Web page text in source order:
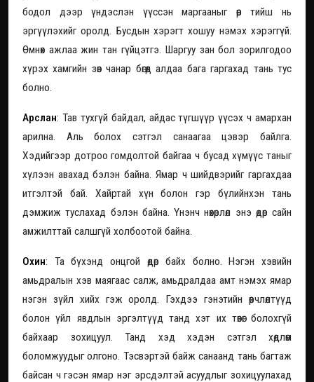
бодол дээр үндэслэн үүссэн маргааныг өөр тийш нь
эргүүлэхийг оролд. Бусдын хэрэгт хошуу нэмэх хэрэггүй.
Өмнөх ажлаа жин тан гүйцэтгэ. Шаргуу зан бол зорилгодоо
хүрэх хамгийн зөв чанар бөгөөд алдаа бага гаргахад тань тус
болно.
Арслан: Тав тухгүй байдал, айдас түгшүүр үүсэх ч амархан
арилна. Аль болох сэтгэл санаагаа цэвэр байлга.
Хэдийгээр дотроо гомдолтой байгаа ч бусад хүмүүс таныг
хүлээн авахад бэлэн байна. Ямар ч шийдвэрийг гаргахдаа
итгэлтэй бай. Хайртай хүн болон гэр бүлийнхэн тань
дэмжиж туслахад бэлэн байна. Үнэнч нөхөрлөл энэ өдөр сайн
амжилттай салшгүй холбоотой байна.
Охин: Та бүхэнд онцгой өдөр байх болно. Нэгэн хэвийн
амьдралын хэв маягаас салж, амьдралдаа амт нэмэх ямар
нэгэн зүйл хийх гэж оролд. Гэхдээ гэнэтийн өөрчлөлтүүд
болон үйл явдлын эргэлтүүд танд хэт их төвөг болохгүй
байхаар зохицуул. Танд хэд хэдэн сэтгэл хөдлөм
боломжуудыг олгоно. Тэсвэртэй байж санаанд тань багтаж
байсан ч гэсэн ямар нэг эрсдэлтэй асуудлыг зохицуулахад